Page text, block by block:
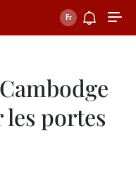
les portes